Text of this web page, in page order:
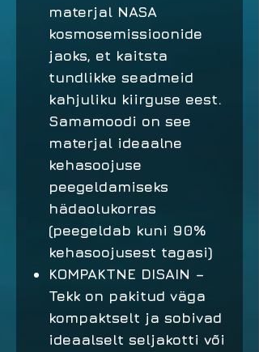
materjal NASA
kosmosemissioonide
jaoks, et kaitsta
tundlikke seadmeid
kahjuliku kiirguse eest.
Samamoodi on see
materjal ideaalne
kehasoojuse
peegeldamiseks
hädaolukorras
(peegeldab kuni 90%
kehasoojusest tagasi)
KOMPAKTNE DISAIN –
Tekk on pakitud väga
kompaktselt ja sobivad
ideaalselt seljakotti või